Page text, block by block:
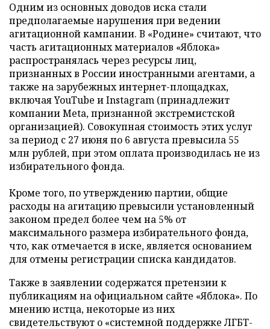
Одним из основных доводов иска стали
предполагаемые нарушения при ведении
агитационной кампании. В «Родине» считают, что
часть агитационных материалов «Яблока»
распространялась через ресурсы лиц,
признанных в России иностранными агентами, а
также на зарубежных интернет-площадках,
включая YouTube и Instagram (принадлежит
компании Meta, признанной экстремистской
организацией). Совокупная стоимость этих услуг
за период с 27 июня по 6 августа превысила 55
млн рублей, при этом оплата производилась не из
избирательного фонда.
Кроме того, по утверждению партии, общие
расходы на агитацию превысили установленный
законом предел более чем на 5% от
максимального размера избирательного фонда,
что, как отмечается в иске, является основанием
для отмены регистрации списка кандидатов.
Также в заявлении содержатся претензии к
публикациям на официальном сайте «Яблока». По
мнению истца, некоторые из них
свидетельствуют о «системной поддержке ЛГБТ-